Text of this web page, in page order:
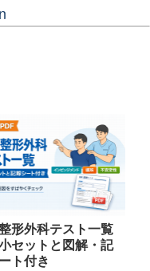
形外科テスト一覧
セットと図解・記
ト付き